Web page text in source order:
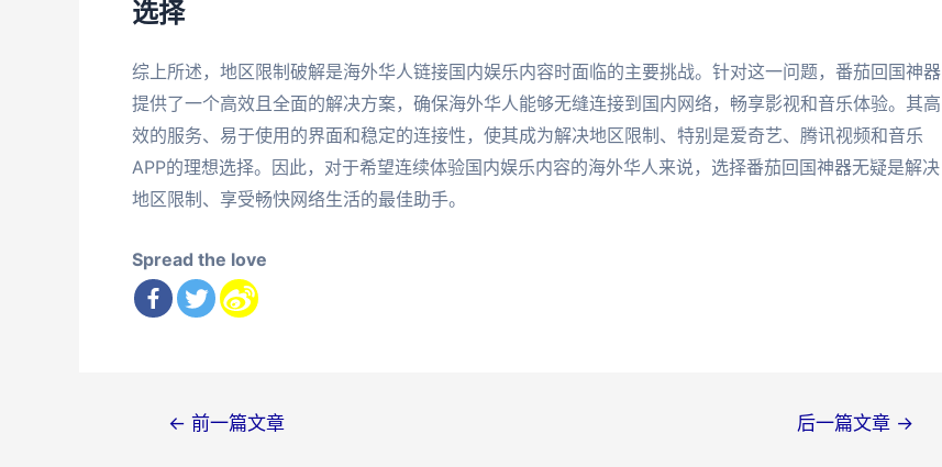
选择
综上所述，地区限制破解是海外华人链接国内娱乐内容时面临的主要挑战。针对这一问题，番茄回国神器
提供了一个高效且全面的解决方案，确保海外华人能够无缝连接到国内网络，畅享影视和音乐体验。其高
效的服务、易于使用的界面和稳定的连接性，使其成为解决地区限制、特别是爱奇艺、腾讯视频和音乐
APP的理想选择。因此，对于希望连续体验国内娱乐内容的海外华人来说，选择番茄回国神器无疑是解决
地区限制、享受畅快网络生活的最佳助手。
Spread the love
← 前一篇文章 后一篇文章 →